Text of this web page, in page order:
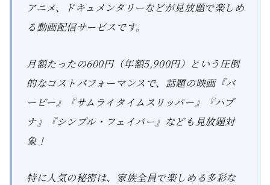
アニメ、ドキュメンタリーなどが見放題で楽しめ
る動画配信サービスです。
月額たったの600円（年額5,900円）という圧倒
的なコストパフォーマンスで、話題の映画『バ
ービー』『サムライタイムスリッパー』『ハプ
ナ』『シンプル・フェイバー』なども見放題対
象！
特に人気の秘密は、家族全員で楽しめる多彩な